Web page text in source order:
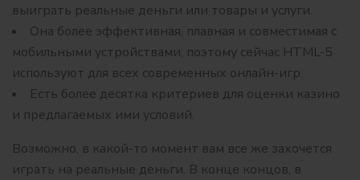
выиграть реальные деньги или товары и услуги.
Она более эффективная, плавная и совместимая с
мобильными устройствами, поэтому сейчас HTML-5
используют для всех современных онлайн-игр.
Есть более десятка критериев для оценки казино
и предлагаемых ими условий.
Возможно, в какой-то момент вам все же захочется
играть на реальные деньги. В конце концов, в